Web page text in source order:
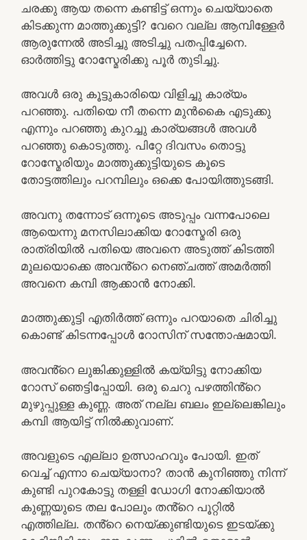
ചരക്കു ആയ തന്നെ കണ്ടിട്ട് ഒന്നും ചെയ്യാതെ
കിടക്കുന്ന മാത്തുക്കുട്ടി? വേറെ വല്ല ആമ്പിള്ളേർ
ആരുന്നേൽ അടിച്ചു അടിച്ചു പതപ്പിച്ചേനെ.
ഓർത്തിട്ടു റോസ്മേരിക്കു പൂർ തുടിച്ചു.
അവൾ ഒരു കൂട്ടുകാരിയെ വിളിച്ചു കാര്യം
പറഞ്ഞു. പതിയെ നീ തന്നെ മുൻകൈ എടുക്കു
എന്നും പറഞ്ഞു കുറച്ചു കാര്യങ്ങൾ അവൾ
പറഞ്ഞു കൊടുത്തു. പിറ്റേ ദിവസം തൊട്ടു
റോസ്മേരിയും മാത്തുക്കുട്ടിയുടെ കൂടെ
തോട്ടത്തിലും പറമ്പിലും ഒക്കെ പോയിത്തുടങ്ങി.
അവനു തന്നോട് ഒന്നൂടെ അടുപ്പം വന്നപോലെ
ആയെന്നു മനസിലാക്കിയ റോസ്മേരി ഒരു
രാത്രിയിൽ പതിയെ അവനെ അടുത്ത് കിടത്തി
മുലയൊക്കെ അവൻ്റെ നെഞ്ചത്ത് അമർത്തി
അവനെ കമ്പി ആക്കാൻ നോക്കി.
മാത്തുക്കുട്ടി എതിർത്ത് ഒന്നും പറയാതെ ചിരിച്ചു
കൊണ്ട് കിടന്നപ്പോൾ റോസിന് സന്തോഷമായി.
അവൻ്റെ ലുങ്കിക്കുള്ളിൽ കയ്യിട്ടു നോക്കിയ
റോസ് ഞെട്ടിപ്പോയി. ഒരു ചെറു പഴത്തിൻ്റെ
മുഴുപ്പുള്ള കുണ്ണ. അത് നല്ല ബലം ഇല്ലെങ്കിലും
കമ്പി ആയിട്ട് നിൽക്കുവാണ്.
അവളുടെ എല്ലാ ഉത്സാഹവും പോയി. ഇത്
വെച്ച് എന്നാ ചെയ്യാനാ? താൻ കുനിഞ്ഞു നിന്ന്
കുണ്ടി പുറകോട്ടു തള്ളി ഡോഗി നോക്കിയാൽ
കുണ്ണയുടെ തല പോലും തൻ്റെ പൂറ്റിൽ
എത്തില്ല. തൻ്റെ നെയ്ക്കുണ്ടിയുടെ ഇടയ്ക്കു